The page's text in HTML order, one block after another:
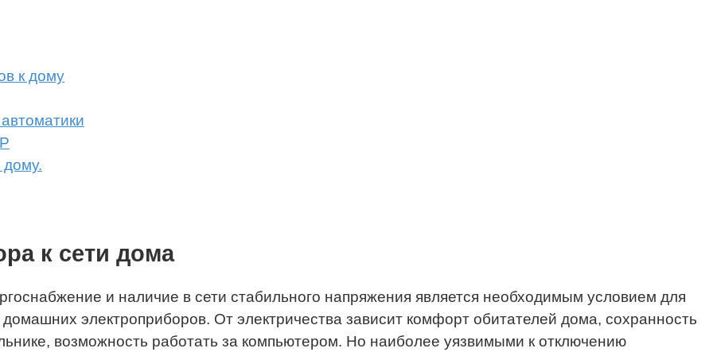
к дому
к сети дома
и наличие в сети стабильного напряжения является необходимым условием для
электроприборов. От электричества зависит комфорт обитателей дома, сохранность
возможность работать за компьютером. Но наиболее уязвимыми к отключению